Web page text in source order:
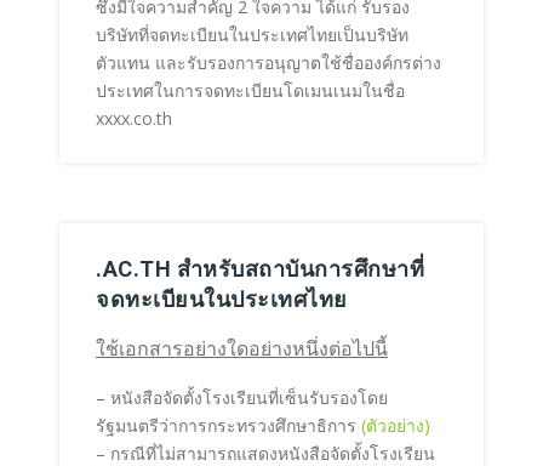
ซึ่งมีใจความสำคัญ 2 ใจความ ได้แก่ รับรอง
บริษัทที่จดทะเบียนในประเทศไทยเป็นบริษัท
ตัวแทน และรับรองการอนุญาตใช้ชื่อองค์กรต่าง
ประเทศในการจดทะเบียนโดเมนเนมในชื่อ
xxxx.co.th
.AC.TH สำหรับสถาบันการศึกษาที่
จดทะเบียนในประเทศไทย
ใช้เอกสารอย่างใดอย่างหนึ่งต่อไปนี้
– หนังสือจัดตั้งโรงเรียนที่เซ็นรับรองโดย
รัฐมนตรีว่าการกระทรวงศึกษาธิการ (ตัวอย่าง)
– กรณีที่ไม่สามารถแสดงหนังสือจัดตั้งโรงเรียน